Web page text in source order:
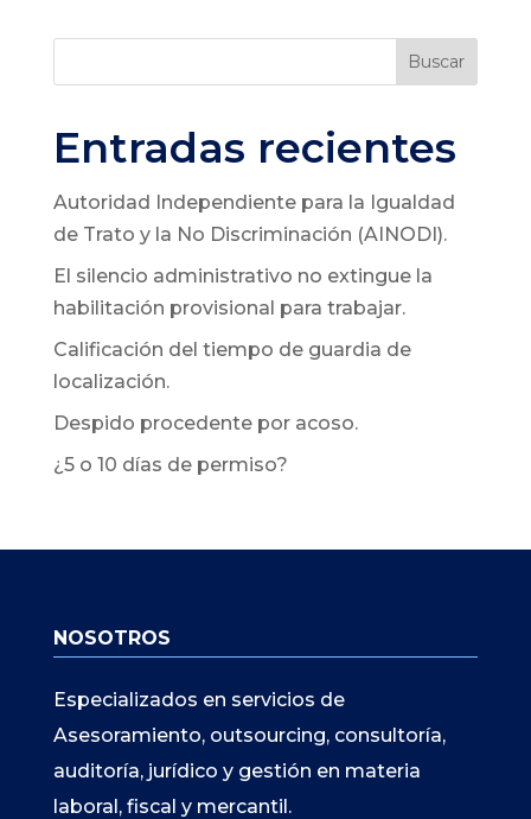
Buscar
Entradas recientes
Autoridad Independiente para la Igualdad
de Trato y la No Discriminación (AINODI).
El silencio administrativo no extingue la
habilitación provisional para trabajar.
Calificación del tiempo de guardia de
localización.
Despido procedente por acoso.
¿5 o 10 días de permiso?
NOSOTROS
Especializados en servicios de
Asesoramiento, outsourcing, consultoría,
auditoría, jurídico y gestión en materia
laboral, fiscal y mercantil.